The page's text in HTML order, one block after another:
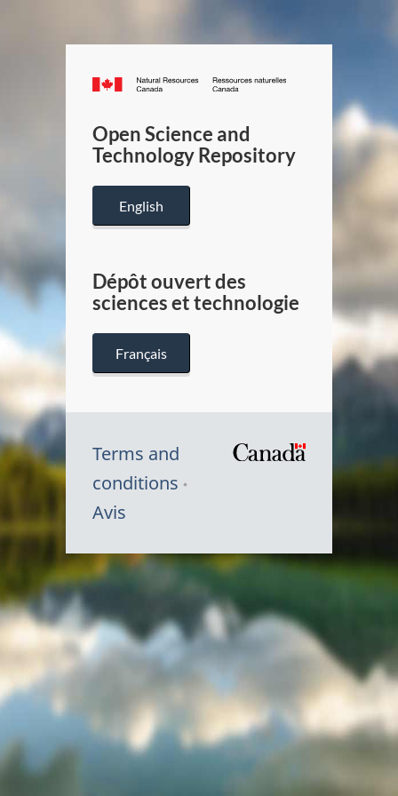
Canada.ca
/
Canada
Open Science and
Technology Repository
English
Dépôt ouvert des
sciences et technologie
Français
Terms and
conditions
Avis
Symbole
du